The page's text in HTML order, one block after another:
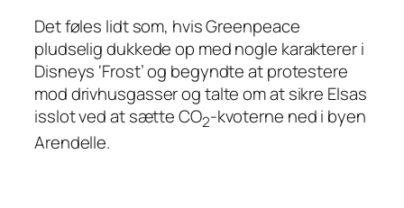
Det føles lidt som, hvis Greenpeace
pludselig dukkede op med nogle karakterer i
Disneys ‘Frost’ og begyndte at protestere
mod drivhusgasser og talte om at sikre Elsas
isslot ved at sætte CO2-kvoterne ned i byen
Arendelle.